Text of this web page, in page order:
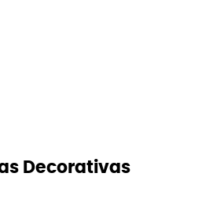
Decorativas